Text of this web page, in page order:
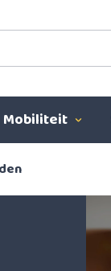
Mobiliteit